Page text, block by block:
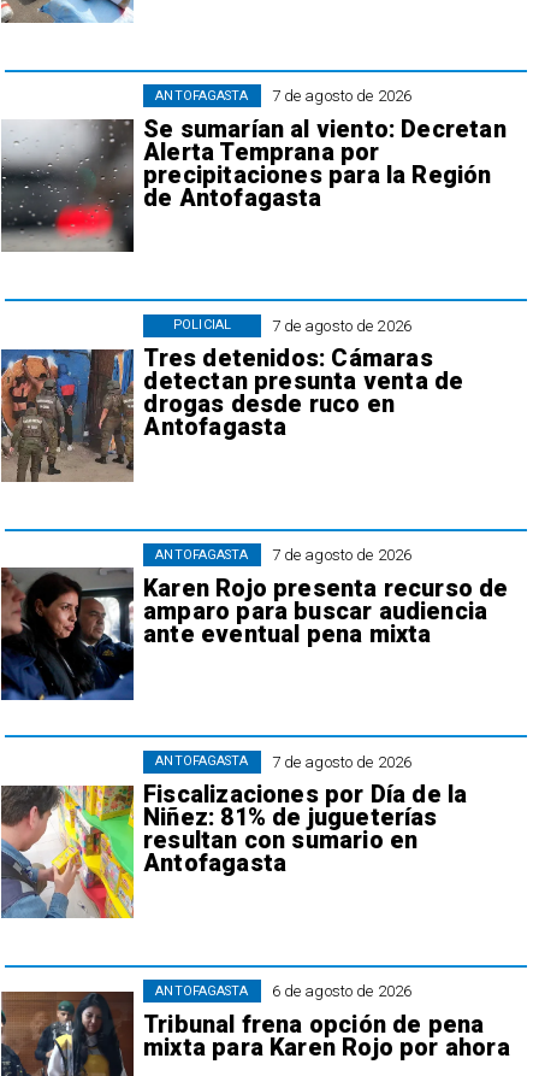
7 de agosto de 2026
Se sumarían al viento: Decretan
Alerta Temprana por
precipitaciones para la Región
de Antofagasta
ANTOFAGASTA
7 de agosto de 2026
Tres detenidos: Cámaras
detectan presunta venta de
drogas desde ruco en
Antofagasta
POLICIAL
7 de agosto de 2026
Karen Rojo presenta recurso de
amparo para buscar audiencia
ante eventual pena mixta
ANTOFAGASTA
7 de agosto de 2026
Fiscalizaciones por Día de la
Niñez: 81% de jugueterías
resultan con sumario en
Antofagasta
ANTOFAGASTA
6 de agosto de 2026
Tribunal frena opción de pena
mixta para Karen Rojo por ahora
ANTOFAGASTA